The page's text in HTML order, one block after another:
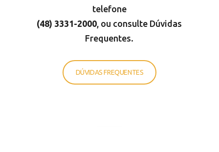
telefone
(48) 3331-2000, ou consulte Dúvidas
Frequentes.
DÚVIDAS FREQUENTES